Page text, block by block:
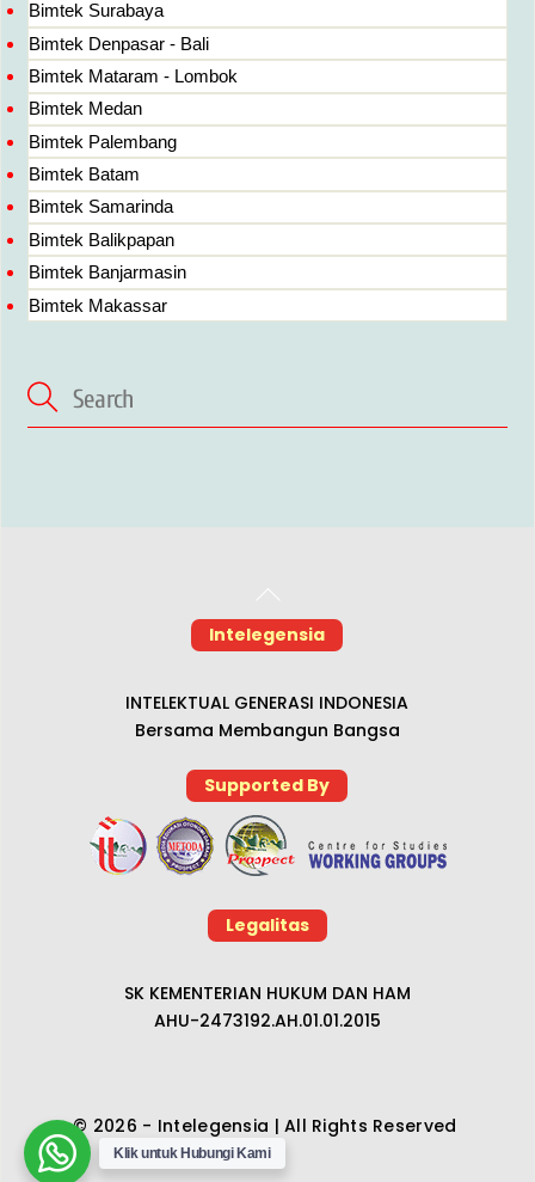
Bimtek Surabaya
Bimtek Denpasar - Bali
Bimtek Mataram - Lombok
Bimtek Medan
Bimtek Palembang
Bimtek Batam
Bimtek Samarinda
Bimtek Balikpapan
Bimtek Banjarmasin
Bimtek Makassar
Back
To
Top
Intelegensia
INTELEKTUAL GENERASI INDONESIA
Bersama Membangun Bangsa
Supported By
Legalitas
SK KEMENTERIAN HUKUM DAN HAM
AHU-2473192.AH.01.01.2015
© 2026 - Intelegensia | All Rights Reserved
Klik untuk Hubungi Kami